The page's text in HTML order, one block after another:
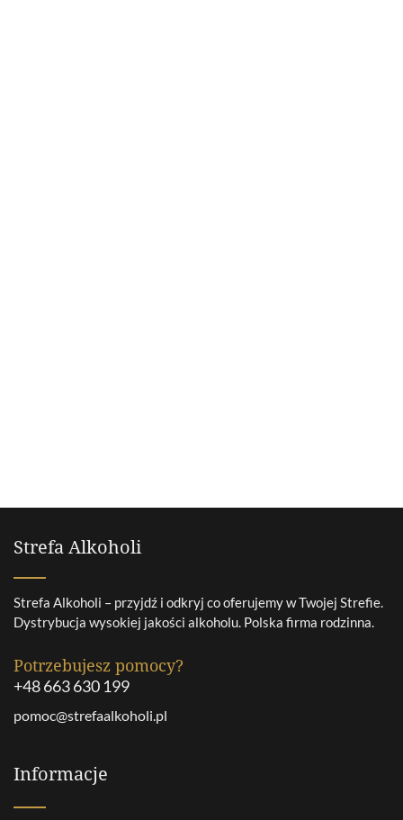
Strefa Alkoholi
Strefa Alkoholi – przyjdź i odkryj co oferujemy w Twojej Strefie.
Dystrybucja wysokiej jakości alkoholu. Polska firma rodzinna.
Potrzebujesz pomocy?
+48 663 630 199
pomoc@strefaalkoholi.pl
Informacje